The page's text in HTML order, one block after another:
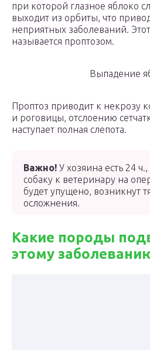
при которой глазное яблоко
выходит из орбиты, что
неприятных заболеваний.
называется проптозом.
Выпадение
Проптоз приводит к некрозу
и роговицы, отслоению
наступает полная слепота.
Важно! У хозяина есть 24
собаку к ветеринару на
будет упущено, возникнут
осложнения.
Какие породы
этому